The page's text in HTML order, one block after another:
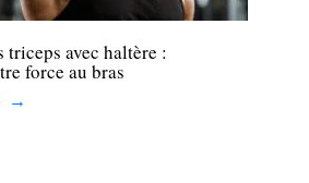
triceps avec haltère :
force au bras